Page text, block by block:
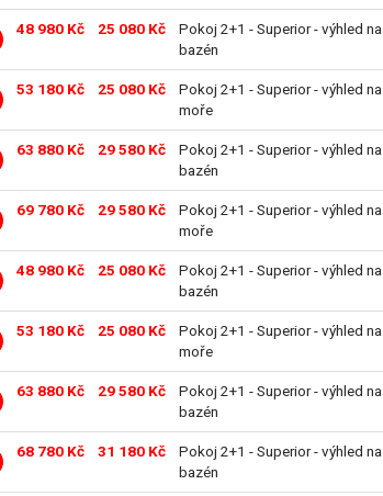
48 980 Kč 25 080 Kč
Pokoj 2+1 - Superior - výhled na
bazén
53 180 Kč 25 080 Kč
Pokoj 2+1 - Superior - výhled na
moře
63 880 Kč 29 580 Kč
Pokoj 2+1 - Superior - výhled na
bazén
69 780 Kč 29 580 Kč
Pokoj 2+1 - Superior - výhled na
moře
48 980 Kč 25 080 Kč
Pokoj 2+1 - Superior - výhled na
bazén
53 180 Kč 25 080 Kč
Pokoj 2+1 - Superior - výhled na
moře
63 880 Kč 29 580 Kč
Pokoj 2+1 - Superior - výhled na
bazén
68 780 Kč 31 180 Kč
Pokoj 2+1 - Superior - výhled na
bazén